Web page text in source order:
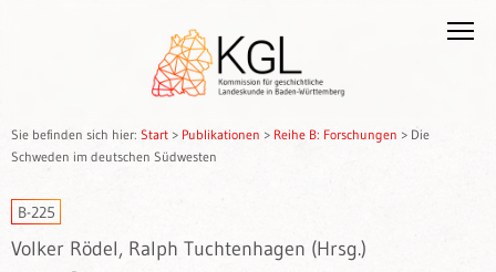
Sie befinden sich hier: Start > Publikationen > Reihe B: Forschungen > Die
Schweden im deutschen Südwesten
B-225
Volker Rödel, Ralph Tuchtenhagen (Hrsg.)